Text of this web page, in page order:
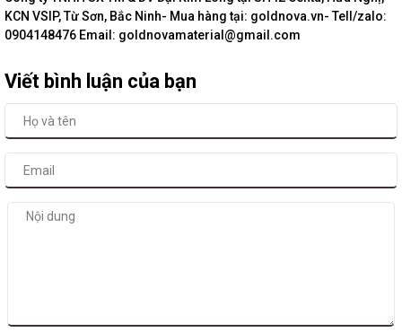
KCN VSIP, Từ Sơn, Bắc Ninh- Mua hàng tại: goldnova.vn- Tell/zalo:
0904148476 Email: goldnovamaterial@gmail.com
Viết bình luận của bạn